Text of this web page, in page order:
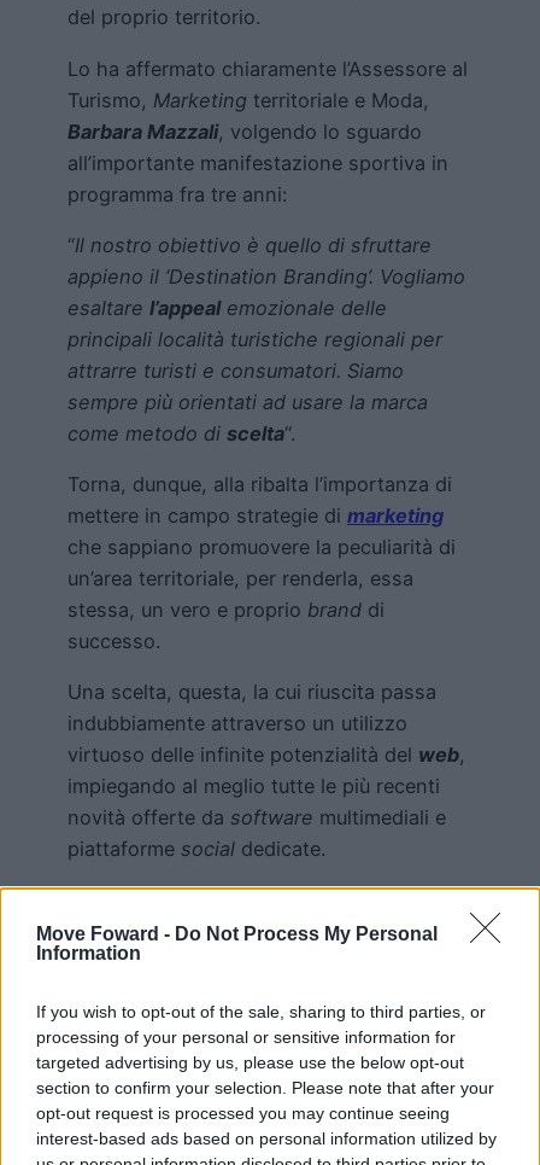
Move Foward - Do Not Process My Personal
Information
If you wish to opt-out of the sale, sharing to third parties, or
processing of your personal or sensitive information for
targeted advertising by us, please use the below opt-out
section to confirm your selection. Please note that after your
opt-out request is processed you may continue seeing
interest-based ads based on personal information utilized by
del proprio territorio.
Lo ha affermato chiaramente l’Assessore al
Turismo, Marketing territoriale e Moda,
Barbara Mazzali, volgendo lo sguardo
all’importante manifestazione sportiva in
programma fra tre anni:
“Il nostro obiettivo è quello di sfruttare
appieno il ‘Destination Branding’. Vogliamo
esaltare l’appealemozionale delle
principali località turistiche regionali per
attrarre turisti e consumatori. Siamo
sempre più orientati ad usare la marca
come metodo di scelta“.
Torna, dunque, alla ribalta l’importanza di
mettere in campo strategie di marketing
che sappiano promuovere la peculiarità di
un’area territoriale, per renderla, essa
stessa, un vero e proprio brand di
successo.
Una scelta, questa, la cui riuscita passa
indubbiamente attraverso un utilizzo
virtuoso delle infinite potenzialità del web,
impiegando al meglio tutte le più recenti
novità offerte da software multimediali e
piattaforme social dedicate.
Pubblicato17 Maggio 2023 8:00in News
daRedazione